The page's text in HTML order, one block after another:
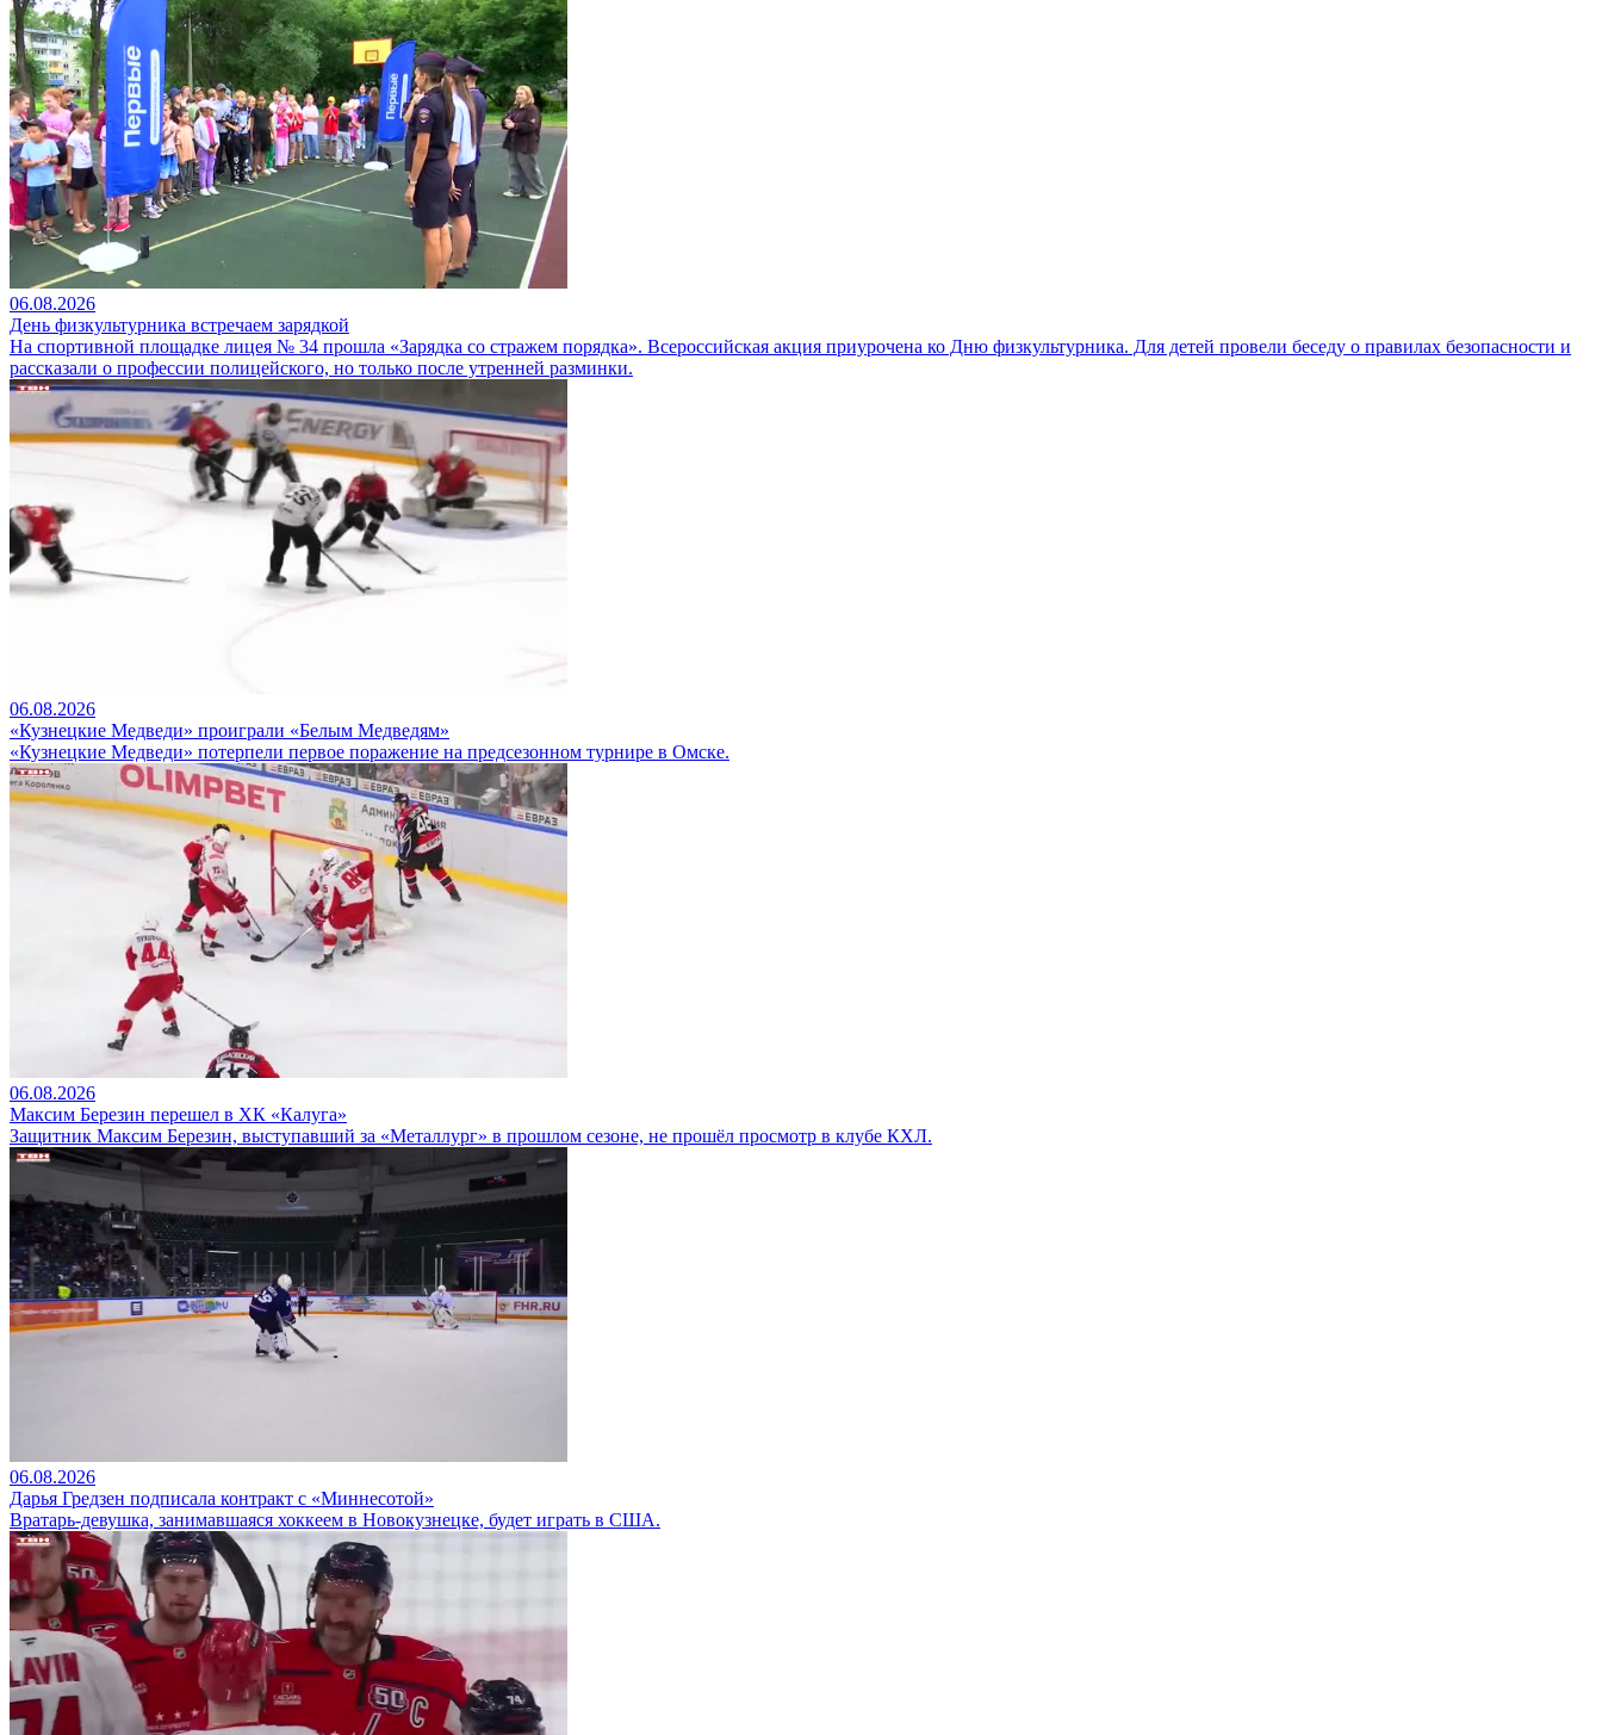
06.08.2026
День физкультурника встречаем зарядкой
На спортивной площадке лицея № 34 прошла «Зарядка со стражем порядка». Всероссийская акция приурочена ко Дню физкультурника. Для детей провели беседу о правилах безопасности и
рассказали о профессии полицейского, но только после утренней разминки.
06.08.2026
«Кузнецкие Медведи» проиграли «Белым Медведям»
«Кузнецкие Медведи» потерпели первое поражение на предсезонном турнире в Омске.
06.08.2026
Максим Березин перешел в ХК «Калуга»
Защитник Максим Березин, выступавший за «Металлург» в прошлом сезоне, не прошёл просмотр в клубе КХЛ.
06.08.2026
Дарья Гредзен подписала контракт с «Миннесотой»
Вратарь-девушка, занимавшаяся хоккеем в Новокузнецке, будет играть в США.